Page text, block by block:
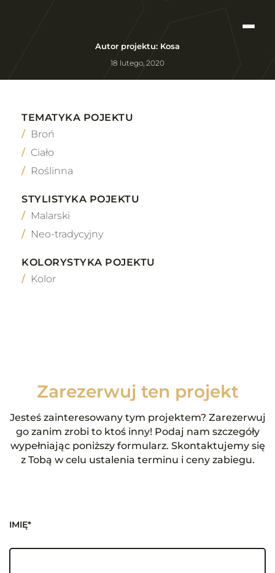
Autor projektu: Kosa
18 lutego, 2020
TEMATYKA POJEKTU
Broń
Ciało
Roślinna
STYLISTYKA POJEKTU
Malarski
Neo-tradycyjny
KOLORYSTYKA POJEKTU
Kolor
Zarezerwuj ten projekt
Jesteś zainteresowany tym projektem? Zarezerwuj
go zanim zrobi to ktoś inny! Podaj nam szczegóły
wypełniając poniższy formularz. Skontaktujemy się
z Tobą w celu ustalenia terminu i ceny zabiegu.
IMIĘ*